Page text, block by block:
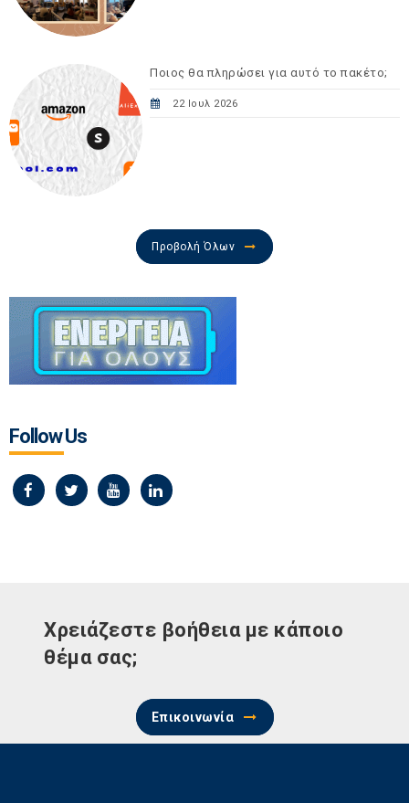
Ποιος θα πληρώσει για αυτό το πακέτο;
22 Ιουλ 2026
Προβολή Όλων
Follow Us
Χρειάζεστε βοήθεια με κάποιο
θέμα σας;
Επικοινωνία